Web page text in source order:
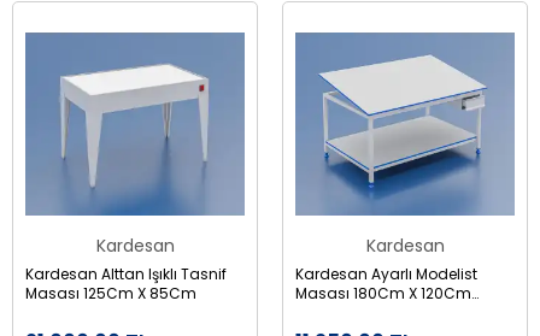
Kardesan
Kardesan Alttan Işıklı Tasnif
Masası 125Cm X 85Cm
Kardesan
Kardesan Ayarlı Modelist
Masası 180Cm X 120Cm